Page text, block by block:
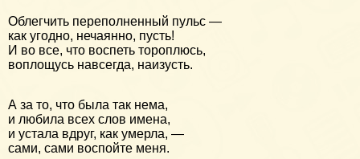
Облегчить переполненный пульс —
как угодно, нечаянно, пусть!
И во все, что воспеть тороплюсь,
воплощусь навсегда, наизусть.
А за то, что была так нема,
и любила всех слов имена,
и устала вдруг, как умерла, —
сами, сами воспойте меня.